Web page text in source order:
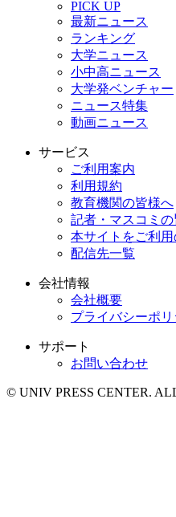
PICK UP
最新ニュース
ランキング
大学ニュース
小中高ニュース
大学発ベンチャー
ニュース特集
動画ニュース
サービス
ご利用案内
利用規約
教育機関の皆様へ
記者・マスコミ
本サイトをご利
配信先一覧
会社情報
会社概要
プライバシーポリ
サポート
お問い合わせ
© UNIV PRESS CENTER.